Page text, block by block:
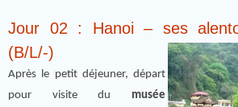
Jour 02 : Hanoi – ses
(B/L/-)
Après le petit déjeuner, départ
pour visite du musée